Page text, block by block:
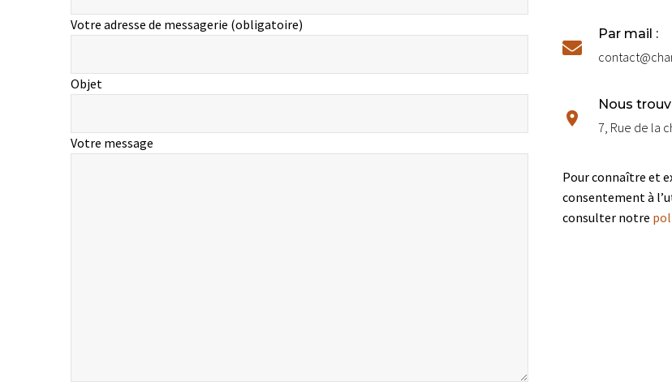
Votre adresse de messagerie (obligatoire)
Objet
Votre message


Par mail :


Nous
7, Rue de la
Pour connaître et
consentement à
consulter notre